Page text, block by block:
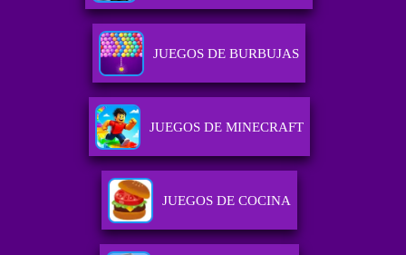
JUEGOS DE BURBUJAS
JUEGOS DE MINECRAFT
JUEGOS DE COCINA